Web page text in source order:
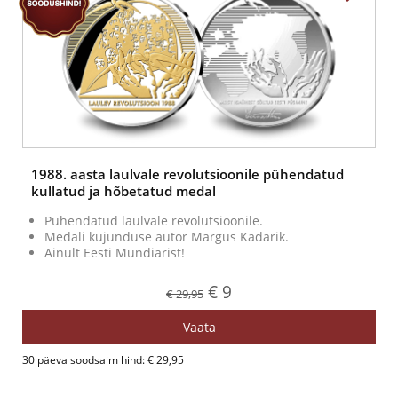
1988. aasta laulvale revolutsioonile pühendatud
kullatud ja hõbetatud medal
Pühendatud laulvale revolutsioonile.
Medali kujunduse autor Margus Kadarik.
Ainult Eesti Mündiärist!
€ 29,95 € 9
Vaata
30 päeva soodsaim hind: € 29,95